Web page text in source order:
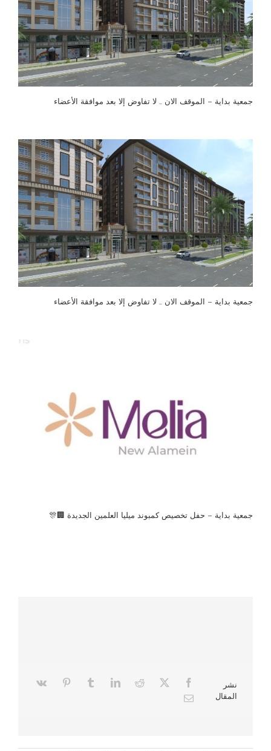
جمعية بداية – الموقف الان … لا تفاوض إلا بعد موافقة الأعضاء
جمعية بداية – الموقف الان … لا تفاوض إلا بعد موافقة الأعضاء
جمعية بداية – حفل تخصيص كمبوند ميليا العلمين الجديدة 🏢🎊
نشر
المقال